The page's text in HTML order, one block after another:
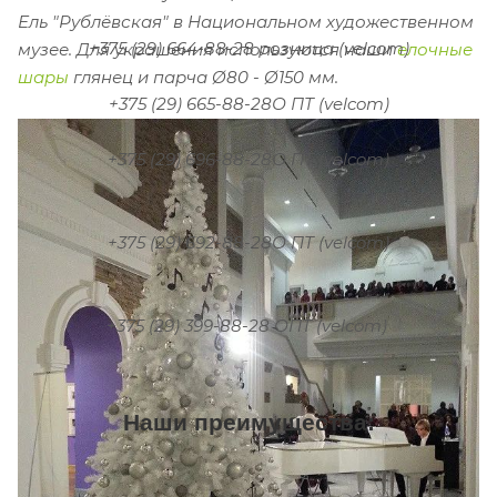
Ель "Рублёвская" в Национальном художественном
музее. Для украшения используются нашиелочные
шары глянец и парча Ø80 - Ø150 мм.
+375 (29) 664-88-28 розница (velcom)
+375 (29) 665-88-28О ПТ (velcom)
+375 (29) 696-88-28О ПТ (velcom)
+375 (29) 692-88-28О ПТ (velcom)
+375 (29) 399-88-28 ОПТ (velcom)
Наши преимущества: